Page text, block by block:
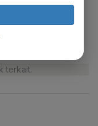
terkait.